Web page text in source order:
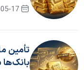
17
تأمین
بانک‌ها